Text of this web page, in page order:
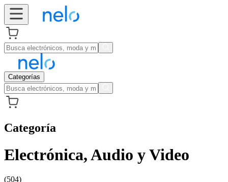
Categorías
Categoría
Electrónica, Audio y Video
(504)